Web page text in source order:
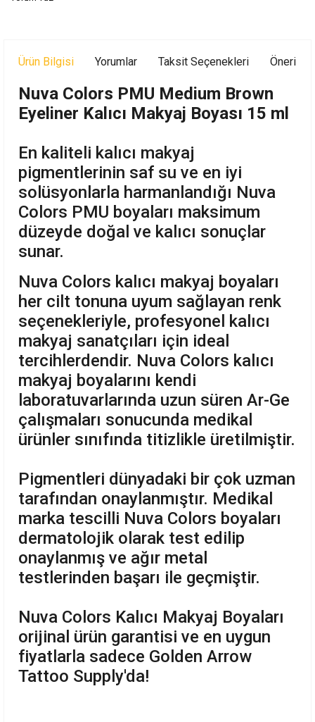
Ürün Bilgisi Yorumlar Taksit Seçenekleri
Nuva Colors PMU Medium Brown
Eyeliner Kalıcı Makyaj Boyası 15 ml
En kaliteli kalıcı makyaj
pigmentlerinin saf su ve en iyi
solüsyonlarla harmanlandığı Nuva
Colors PMU boyaları maksimum
düzeyde doğal ve kalıcı sonuçlar
sunar.
Nuva Colors kalıcı makyaj boyaları
her cilt tonuna uyum sağlayan renk
seçenekleriyle, profesyonel kalıcı
makyaj sanatçıları için ideal
tercihlerdendir. Nuva Colors kalıcı
makyaj boyalarını kendi
laboratuvarlarında uzun süren Ar-Ge
çalışmaları sonucunda medikal
ürünler sınıfında titizlikle üretilmiştir.
Pigmentleri dünyadaki bir çok uzman
tarafından onaylanmıştır. Medikal
marka tescilli Nuva Colors boyaları
dermatolojik olarak test edilip
onaylanmış ve ağır metal
testlerinden başarı ile geçmiştir.
Nuva Colors Kalıcı Makyaj Boyaları
orijinal ürün garantisi ve en uygun
fiyatlarla sadece Golden Arrow
Tattoo Supply'da!